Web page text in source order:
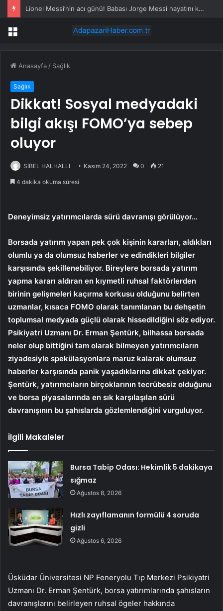
Lionel Messi’nin acı günü! Babası Jorge Messi hayatını kaybetti
Menü
Anasayfa / Sağlık
Sağlık
Dikkat! Sosyal medyadaki
bilgi akışı FOMO’ya sebep
oluyor
SİBEL HALHALLI Kasım 24, 2022 0 21
4 dakika okuma süresi
Deneyimsiz yatırımcılarda sürü davranışı görülüyor…
Borsada yatırım yapan pek çok kişinin kararları, aldıkları
olumlu ya da olumsuz haberler ve edindikleri bilgiler
karşısında şekillenebiliyor. Bireylere borsada yatırım
yapma kararı aldıran en kıymetli ruhsal faktörlerden
birinin gelişmeleri kaçırma korkusu olduğunu belirten
uzmanlar, kısaca FOMO olarak tanımlanan bu dehşetin
toplumsal medyada güçlü olarak hissedildiğini söz ediyor.
Psikiyatri Uzmanı Dr. Erman Şentürk, bilhassa borsada
neler olup bittiğini tam olarak bilmeyen yatırımcıların
ziyadesiyle spekülasyonlara maruz kalarak olumsuz
haberler karşısında panik yaşadıklarına dikkat çekiyor.
Şentürk, yatırımcıların birçoklarının tecrübesiz olduğunu
ve borsa piyasalarında en sık karşılaşılan sürü
davranışının bu şahıslarda gözlemlendiğini vurguluyor.
İlgili Makaleler
Bursa Tabip Odası: Hekimlik 5 dakikaya
sığmaz
Ağustos 8, 2026
Hızlı zayıflamanın formülü 4 soruda
gizli
Ağustos 6, 2026
Üsküdar Üniversitesi NP Feneryolu Tıp Merkezi Psikiyatri
Uzmanı Dr. Erman Şentürk, borsa yatırımlarında şahısların
davranışlarını belirleyen ruhsal ögeler hakkında